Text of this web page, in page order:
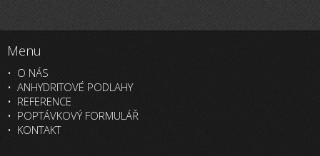
Menu
O NÁS
ANHYDRITOVÉ PODLAHY
REFERENCE
POPTÁVKOVÝ FORMULÁŘ
KONTAKT